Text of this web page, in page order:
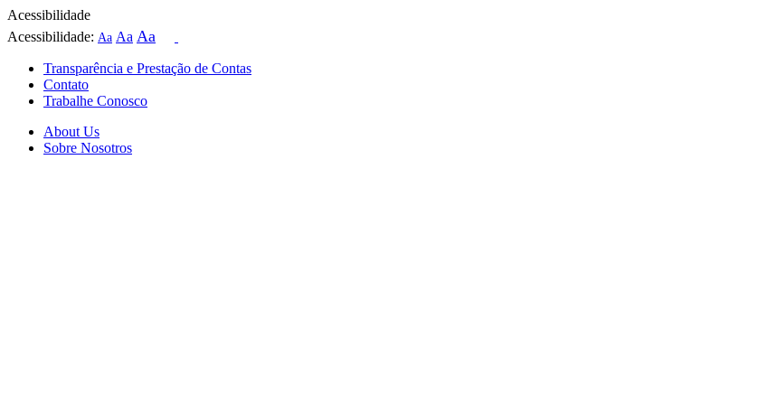
Acessibilidade
Acessibilidade: Aa Aa Aa
Transparência e Prestação de Contas
Contato
Trabalhe Conosco
About Us
Sobre Nosotros